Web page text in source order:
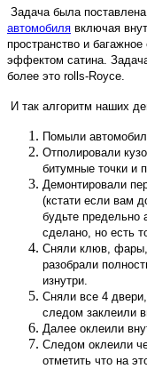
Задача была
автомобиля включая
пространство и
эффектом сатина.
более это rolls-Royce.
И так алгоритм наших
Помыли
Отполировали
битумные точки и
Демонтировали
(кстати если вам
будьте предельно
сделано, но есть
Сняли клюв, фары,
разобрали
изнутри.
Сняли все 4
следом заклеили
Далее оклеили
Следом оклеили
отметить что на